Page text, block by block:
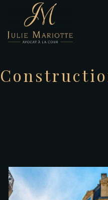
Panneau de gestion des